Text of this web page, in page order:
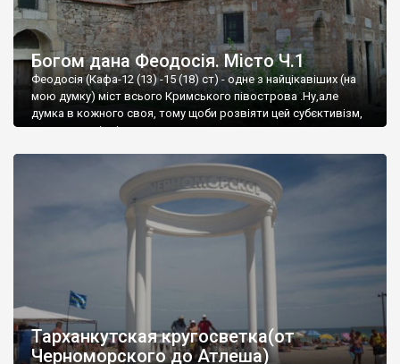
Богом дана Феодосія. Місто Ч.1
Феодосія (Кафа-12 (13) -15 (18) ст) - одне з найцікавіших (на
мою думку) міст всього Кримського півострова .Ну,але
думка в кожного своя, тому щоби розвіяти цей субєктивізм,
запрошую відвідати це
Тарханкутская кругосветка(от
Черноморского до Атлеша)